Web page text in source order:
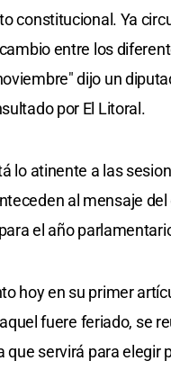
constitucional. Ya
entre los
dijo un
por El Litoral.
lo atinente a las
al mensaje
el año
hoy en su primer
fuere feriado, se
servirá para elegir